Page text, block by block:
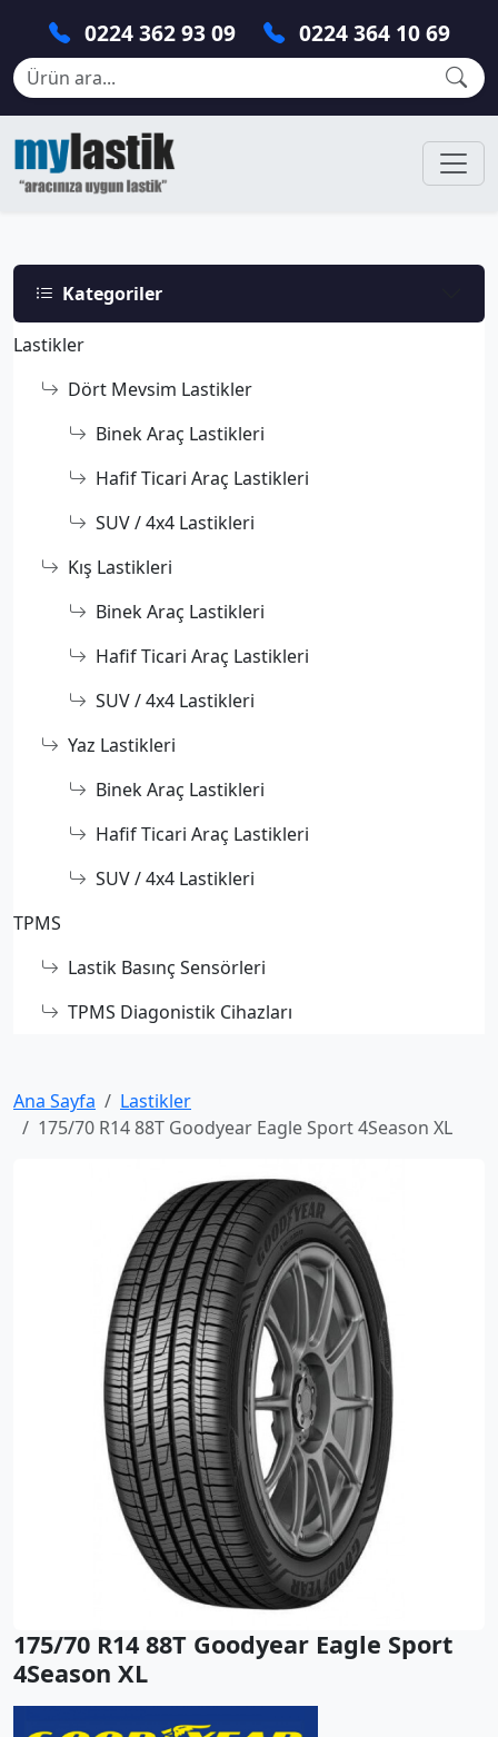
0224 362 93 09 0224 364 10 69
Kategoriler
Lastikler
Dört Mevsim Lastikler
Binek Araç Lastikleri
Hafif Ticari Araç Lastikleri
SUV / 4x4 Lastikleri
Kış Lastikleri
Binek Araç Lastikleri
Hafif Ticari Araç Lastikleri
SUV / 4x4 Lastikleri
Yaz Lastikleri
Binek Araç Lastikleri
Hafif Ticari Araç Lastikleri
SUV / 4x4 Lastikleri
TPMS
Lastik Basınç Sensörleri
TPMS Diagonistik Cihazları
Ana Sayfa
Lastikler
175/70 R14 88T Goodyear Eagle Sport 4Season XL
175/70 R14 88T Goodyear Eagle Sport
4Season XL